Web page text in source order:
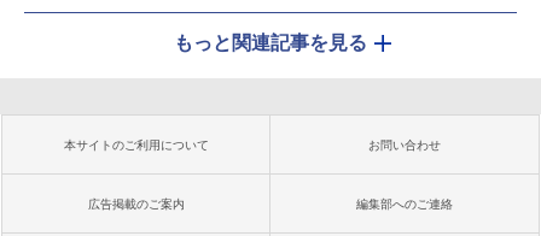
もっと関連記事を見る
本サイトのご利用について お問い合わせ
広告掲載のご案内 編集部へのご連絡